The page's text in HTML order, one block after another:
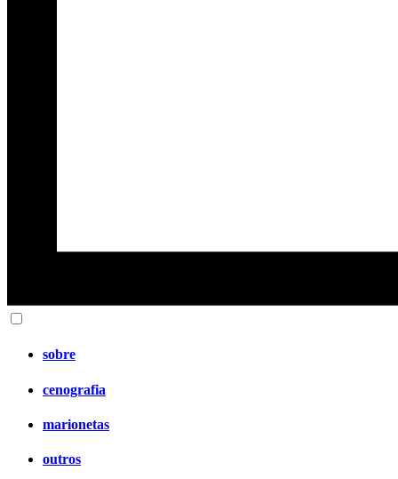
sobre
cenografia
marionetas
outros